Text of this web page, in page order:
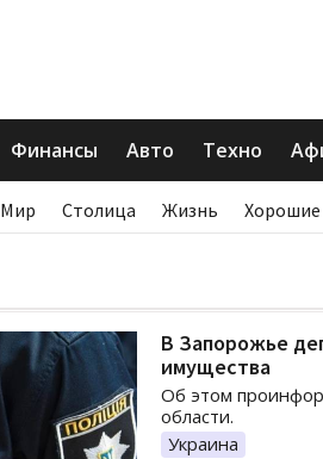
Финансы Авто Техно
Мир Столица Жизнь Хорошие
В Запорожье
имущества
Об этом
области.
Украина